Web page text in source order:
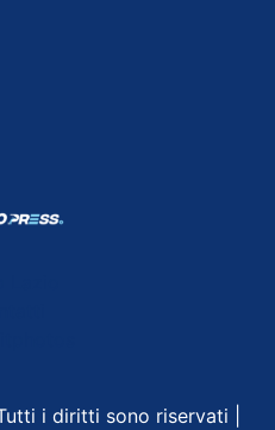
i diritti sono riservati |